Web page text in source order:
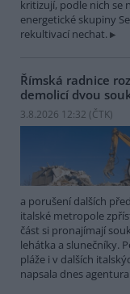
kritizují, podle nich se
energetické skupiny
rekultivací nechat.
Římská radnice
demolicí dvou
3.8.2026 12:32 (ČTK)
a porušení dalších
italské metropole
část si pronajímají
lehátka a slunečníky.
pláže i v dalších
napsala dnes agentura